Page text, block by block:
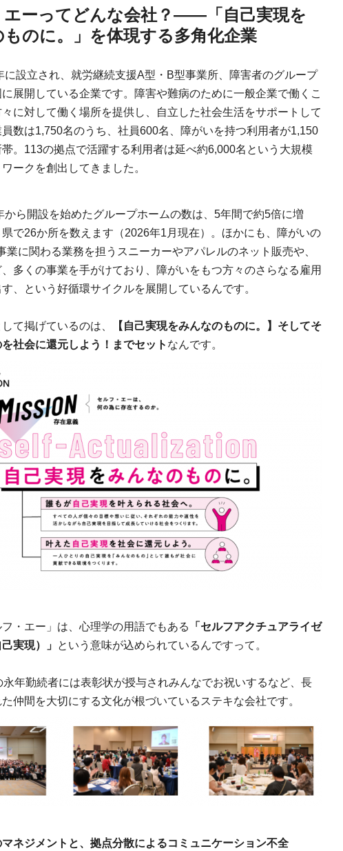
エーってどんな会社？――「自己実現を
のに。」を体現する多角化企業
に設立され、就労継続支援A型・B型事業所、障害者のグループ
展開している企業です。障害や難病のために一般企業で働くこ
に対して働く場所を提供し、自立した社会生活をサポートして
数は1,750名のうち、社員600名、障がいを持つ利用者が1,150
。113の拠点で活躍する利用者は延べ約6,000名という大規模
ークを創出してきました。
から開設を始めたグループホームの数は、5年間で約5倍に増
県で26か所を数えます（2026年1月現在）。ほかにも、障がいの
業に関わる業務を担うスニーカーやアパレルのネット販売や、
多くの事業を手がけており、障がいをもつ方々のさらなる雇用
、という好循環サイクルを展開しているんです。
て掲げているのは、
【自己実現をみんなのものに。】そしてそ
社会に還元しよう！までセット なんです。
・エー」は、心理学の用語でもある
「セルフアクチュアライゼ
実現）」 という意味が込められているんですって。
永年勤続者には表彰状が授与されみんなでお祝いするなど、長
仲間を大切にする文化が根づいているステキな会社です。
ネジメントと、拠点分散によるコミュニケーション不全